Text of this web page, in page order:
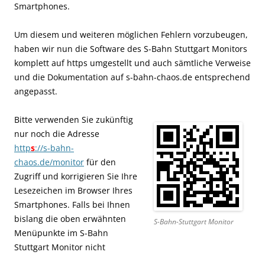
Smartphones.
Um diesem und weiteren möglichen Fehlern vorzubeugen,
haben wir nun die Software des S-Bahn Stuttgart Monitors
komplett auf https umgestellt und auch sämtliche Verweise
und die Dokumentation auf s-bahn-chaos.de entsprechend
angepasst.
S-Bahn-Stuttgart Monitor
Bitte verwenden Sie zukünftig
nur noch die Adresse
https://s-bahn-
chaos.de/monitor für den
Zugriff und korrigieren Sie Ihre
Lesezeichen im Browser Ihres
Smartphones. Falls bei Ihnen
bislang die oben erwähnten
Menüpunkte im S-Bahn
Stuttgart Monitor nicht